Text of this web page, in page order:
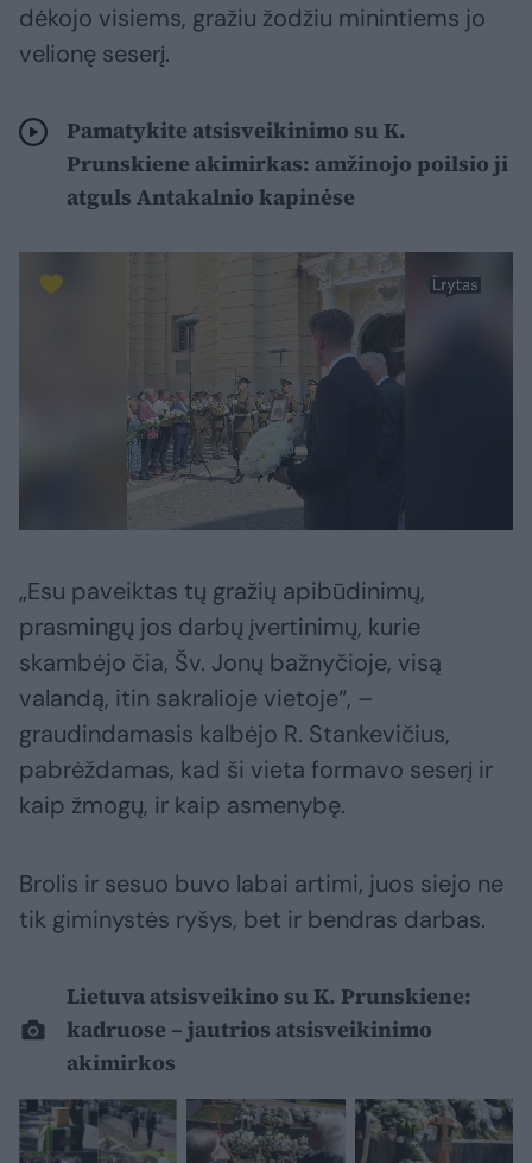
dėkojo visiems, gražiu žodžiu minintiems jo
velionę seserį.
Pamatykite atsisveikinimo su K.
Prunskiene akimirkas: amžinojo poilsio ji
atguls Antakalnio kapinėse
„Esu paveiktas tų gražių apibūdinimų,
prasmingų jos darbų įvertinimų, kurie
skambėjo čia, Šv. Jonų bažnyčioje, visą
valandą, itin sakralioje vietoje“, –
graudindamasis kalbėjo R. Stankevičius,
pabrėždamas, kad ši vieta formavo seserį ir
kaip žmogų, ir kaip asmenybę.
Brolis ir sesuo buvo labai artimi, juos siejo ne
tik giminystės ryšys, bet ir bendras darbas.
Lietuva atsisveikino su K. Prunskiene:
kadruose – jautrios atsisveikinimo
akimirkos